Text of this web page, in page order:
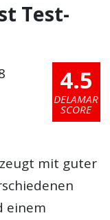
Test-
4.5
DELAMAR
SCORE
mit guter
einem